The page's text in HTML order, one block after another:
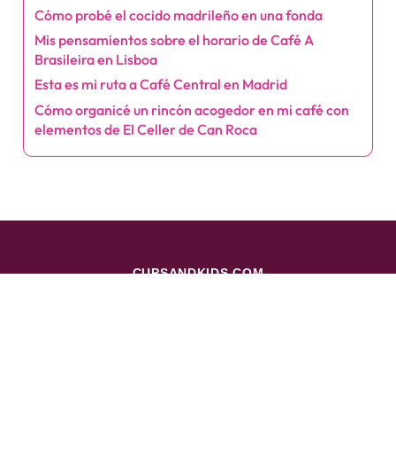
Cómo probé el cocido madrileño en una fonda
Mis pensamientos sobre el horario de Café A
Brasileira en Lisboa
Esta es mi ruta a Café Central en Madrid
Cómo organicé un rincón acogedor en mi café con
elementos de El Celler de Can Roca
CUPSANDKIDS.COM